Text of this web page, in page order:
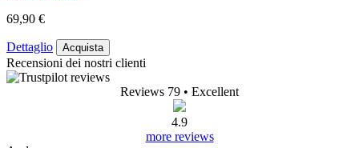
69,90 €
Dettaglio Acquista
Recensioni dei nostri clienti
Reviews 79 • Excellent
4.9
more reviews